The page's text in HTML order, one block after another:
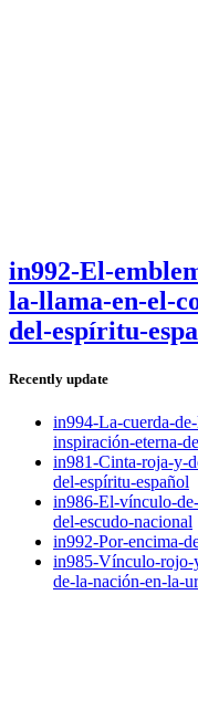
in992-El-
la-llama-en-el-
del-espíritu-
Recently update
in994-La-cuerda-
inspiración-eterna-
in981-Cinta-roja-y-
del-espíritu-español
in986-El-vínculo-
del-escudo-nacional
in992-Por-encima-
in985-Vínculo-rojo-
de-la-nación-en-la-